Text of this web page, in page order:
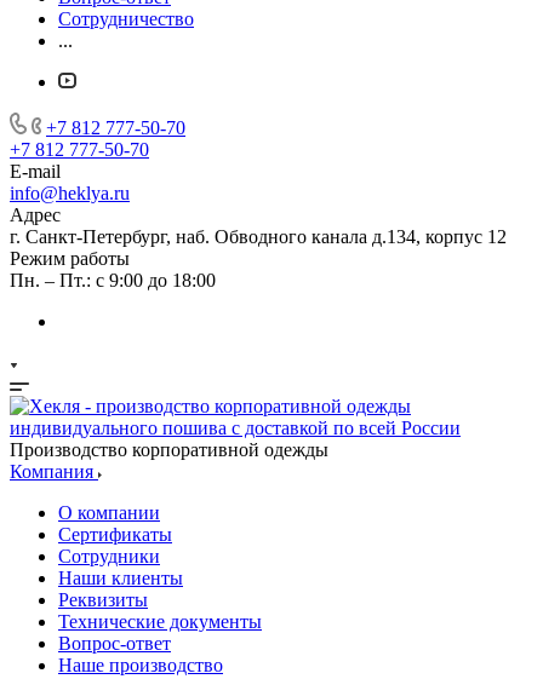
Сотрудничество
...
+7 812 777-50-70
+7 812 777-50-70
E-mail
info@heklya.ru
Адрес
г. Санкт-Петербург, наб. Обводного канала д.134, корпус 12
Режим работы
Пн. – Пт.: с 9:00 до 18:00
Производство корпоративной одежды
Компания
О компании
Сертификаты
Сотрудники
Наши клиенты
Реквизиты
Технические документы
Вопрос-ответ
Наше производство